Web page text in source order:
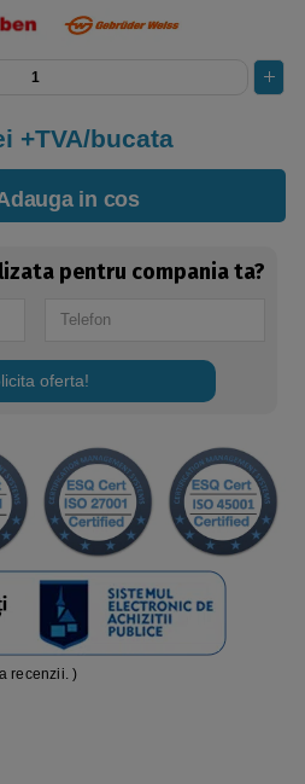
recenzii. )
+TVA/bucata
in cos
pentru compania ta?
oferta!